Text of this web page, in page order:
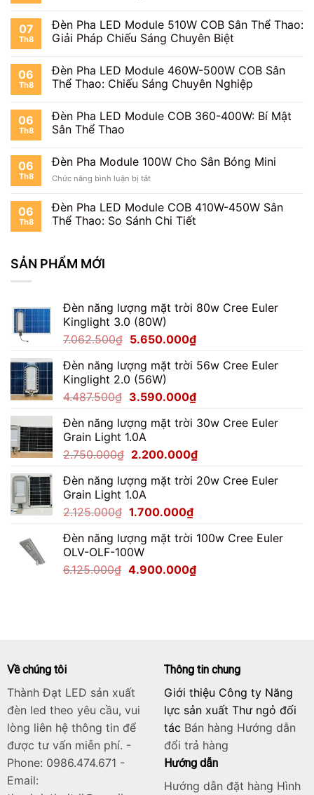
07
Th8
Đèn Pha LED Module 510W COB Sân Thể Thao:
Giải Pháp Chiếu Sáng Chuyên Biệt
06
Th8
Đèn Pha LED Module 460W-500W COB Sân
Thể Thao: Chiếu Sáng Chuyên Nghiệp
06
Th8
Đèn Pha LED Module COB 360-400W: Bí Mật
Sân Thể Thao
06
Th8
Đèn Pha Module 100W Cho Sân Bóng Mini
Chức năng bình luận bị tắtở
Pha
Module
100W
06
Th8
Đèn Pha LED Module COB 410W-450W Sân
Thể Thao: So Sánh Chi Tiết
SẢN PHẨM MỚI
Đèn năng lượng mặt trời 80w Cree Euler
Kinglight 3.0 (80W)
7.062.500₫ Giá
là:
7.062.500₫.
5.650.000₫Giá
tại
5.650.000₫.
Đèn năng lượng mặt trời 56w Cree Euler
Kinglight 2.0 (56W)
4.487.500₫ Giá
là:
4.487.500₫.
3.590.000₫Giá
tại
3.590.000₫.
Đèn năng lượng mặt trời 30w Cree Euler
Grain Light 1.0A
2.750.000₫ Giá
là:
2.750.000₫.
2.200.000₫Giá
tại
Đèn năng lượng mặt trời 20w Cree Euler
Grain Light 1.0A
2.125.000₫ Giá
là:
2.125.000₫.
1.700.000₫Giá
tại
1.700.000₫.
Đèn năng lượng mặt trời 100w Cree Euler
OLV-OLF-100W
6.125.000₫ Giá
4.900.000₫Giá
Về chúng tôi
Thành Đạt LED sản xuất
đèn led theo yêu cầu, vui
lòng liên hệ thông tin để
được tư vấn miễn phí. -
Phone: 0986.474.671 -
Email:
Thông tin chung
Giới thiệu Công ty Năng
lực sản xuất Thư ngỏ đối
tác Bán hàng Hướng dẫn
đổi trả hàng
Hướng dẫn
Hướng dẫn đặt hàng Hình